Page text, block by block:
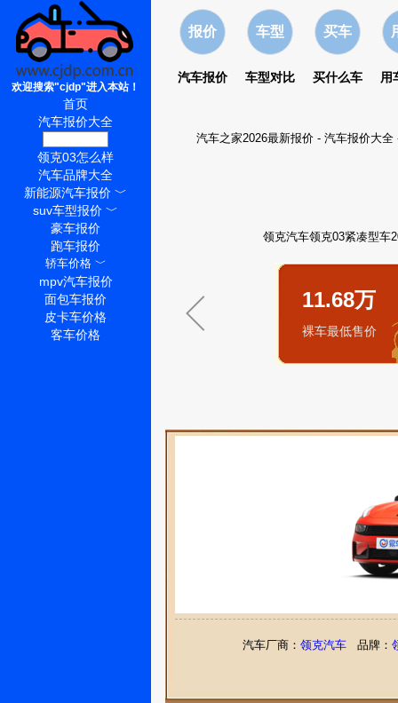
报价
汽车报价
车型
车型对比
买车
买什么车 用
汽车之家2026最新报价- 汽车报价大全
领克汽车领克03紧凑型车
11.68万
裸车最低售价
汽车厂商： 领克汽车 品牌：
欢迎搜索"cjdp"进入本站！
首页
汽车报价大全
领克03怎么样
汽车品牌大全
新能源汽车报价 ﹀
suv车型报价 ﹀
豪车报价
跑车报价
轿车价格﹀
mpv汽车报价
面包车报价
皮卡车价格
客车价格